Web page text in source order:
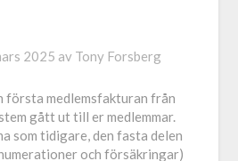
2025 av Tony Forsberg
första medlemsfakturan från
gått ut till er medlemmar.
som tidigare, den fasta delen
och försäkringar)